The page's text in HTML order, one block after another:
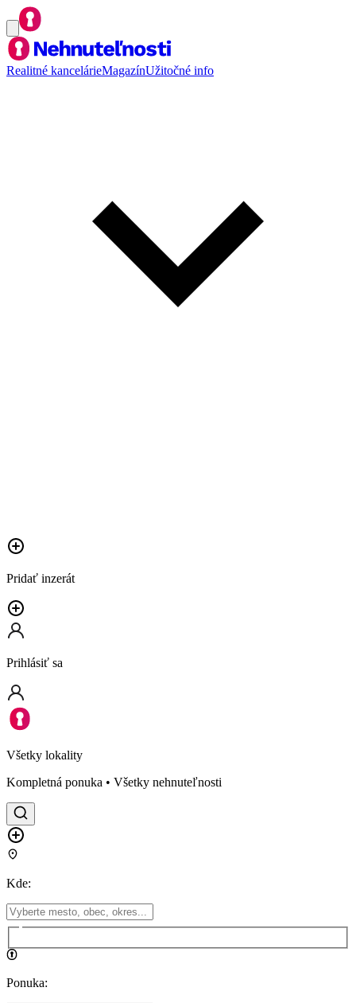
Realitné kancelárieMagazínUžitočné info
Pridať inzerát
Prihlásiť sa
Všetky lokality
Kompletná ponuka • Všetky nehnuteľnosti
Kde:
Ponuka: